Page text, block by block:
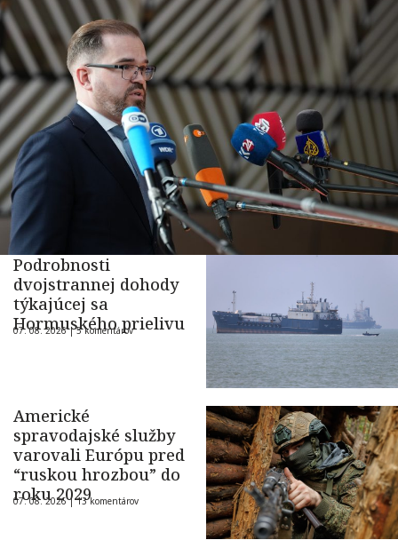
Podrobnosti
dvojstrannej dohody
týkajúcej sa
Hormuského prielivu
07. 08. 2026 |5 komentárov
Americké
spravodajské služby
varovali Európu pred
“ruskou hrozbou” do
roku 2029
07. 08. 2026 |13 komentárov